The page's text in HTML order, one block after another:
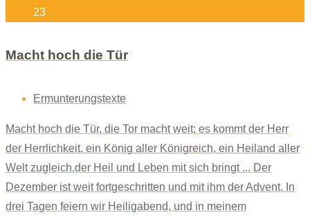
23
Macht hoch die Tür
Ermunterungstexte
Macht hoch die Tür, die Tor macht weit; es kommt der Herr
der Herrlichkeit, ein König aller Königreich, ein Heiland aller
Welt zugleich,der Heil und Leben mit sich bringt ... Der
Dezember ist weit fortgeschritten und mit ihm der Advent. In
drei Tagen feiern wir Heiligabend, und in meinem